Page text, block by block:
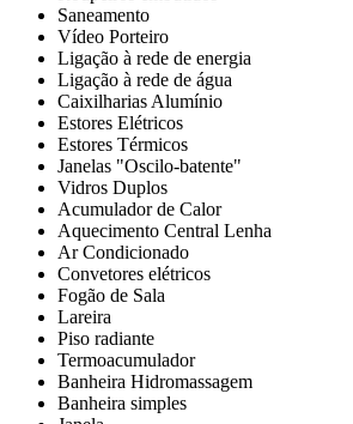
Saneamento
Vídeo Porteiro
Ligação à rede de energia
Ligação à rede de água
Caixilharias Alumínio
Estores Elétricos
Estores Térmicos
Janelas "Oscilo-batente"
Vidros Duplos
Acumulador de Calor
Aquecimento Central Lenha
Ar Condicionado
Convetores elétricos
Fogão de Sala
Lareira
Piso radiante
Termoacumulador
Banheira Hidromassagem
Banheira simples